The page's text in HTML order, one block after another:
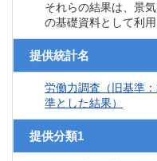
それらの結果は、景
の基礎資料として利用
提供統計名
労働力調査（旧基準
準とした結果）
提供分類1